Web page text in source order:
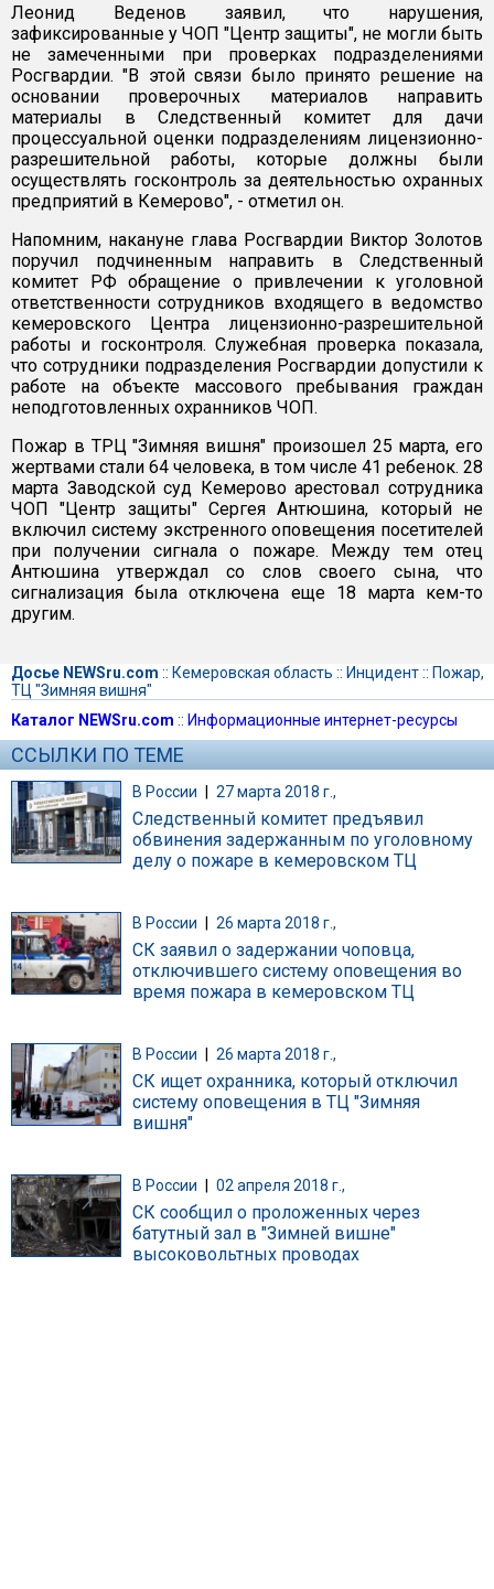
Леонид Веденов заявил, что нарушения,
зафиксированные у ЧОП "Центр защиты", не могли быть
не замеченными при проверках подразделениями
Росгвардии. "В этой связи было принято решение на
основании проверочных материалов направить
материалы в Следственный комитет для дачи
процессуальной оценки подразделениям лицензионно-
разрешительной работы, которые должны были
осуществлять госконтроль за деятельностью охранных
предприятий в Кемерово", - отметил он.
Напомним, накануне глава Росгвардии Виктор Золотов
поручил подчиненным направить в Следственный
комитет РФ обращение о привлечении к уголовной
ответственности сотрудников входящего в ведомство
кемеровского Центра лицензионно-разрешительной
работы и госконтроля. Служебная проверка показала,
что сотрудники подразделения Росгвардии допустили к
работе на объекте массового пребывания граждан
неподготовленных охранников ЧОП.
Пожар в ТРЦ "Зимняя вишня" произошел 25 марта, его
жертвами стали 64 человека, в том числе 41 ребенок. 28
марта Заводской суд Кемерово арестовал сотрудника
ЧОП "Центр защиты" Сергея Антюшина, который не
включил систему экстренного оповещения посетителей
при получении сигнала о пожаре. Между тем отец
Антюшина утверждал со слов своего сына, что
сигнализация была отключена еще 18 марта кем-то
другим.
Досье NEWSru.com :: Кемеровская область :: Инцидент:: Пожар,
ТЦ "Зимняя вишня"
Каталог NEWSru.com :: Информационные интернет-ресурсы
ССЫЛКИ ПО ТЕМЕ
В России | 27 марта 2018 г.,
Следственный комитет предъявил
обвинения задержанным по уголовному
делу о пожаре в кемеровском ТЦ
В России 26 марта 2018 г.,
СК заявил о задержании чоповца,
отключившего систему оповещения во
время пожара в кемеровском ТЦ
В России 26 марта 2018 г.,
СК ищет охранника, который отключил
систему оповещения в ТЦ "Зимняя
вишня"
В России 02 апреля 2018 г.,
СК сообщил о проложенных через
батутный зал в "Зимней вишне"
высоковольтных проводах